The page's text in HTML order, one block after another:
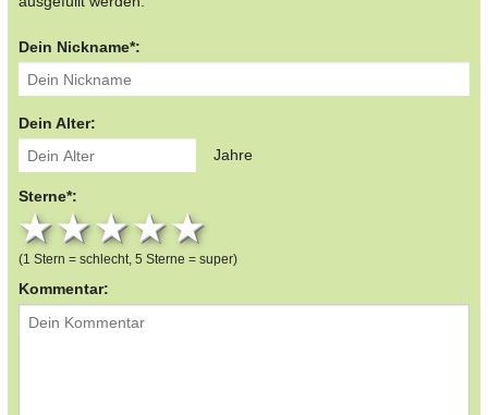
Dein Nickname*:
Dein Alter:
Jahre
Sterne*:
4 stars
3 stars
2 stars
1 star
(1 Stern = schlecht, 5 Sterne = super)
Kommentar: